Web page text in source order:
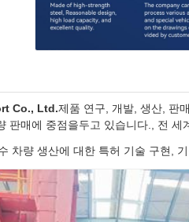
Co., Ltd.제품 연구, 개발, 생산, 판
판매에 중점을두고 있습니다., 전 세
차량 생산에 대한 특허 기술 구현,